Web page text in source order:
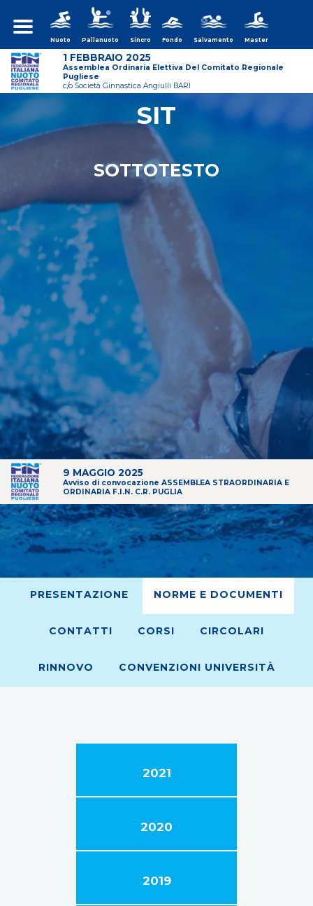
Nuoto Pallanuoto Sincro Fondo Salvamento Master
1 FEBBRAIO 2025
Assemblea Ordinaria Elettiva Del Comitato Regionale
Pugliese
c/o Società Ginnastica Angiulli BARI
9 MAGGIO 2025
Avviso di convocazione ASSEMBLEA STRAORDINARIA E
ORDINARIA F.I.N. C.R. PUGLIA
SIT
SOTTOTESTO
PRESENTAZIONE NORME E DOCUMENTI
CONTATTI CORSI CIRCOLARI
RINNOVO CONVENZIONI UNIVERSITÀ
2021
2020
2019
assemblea-